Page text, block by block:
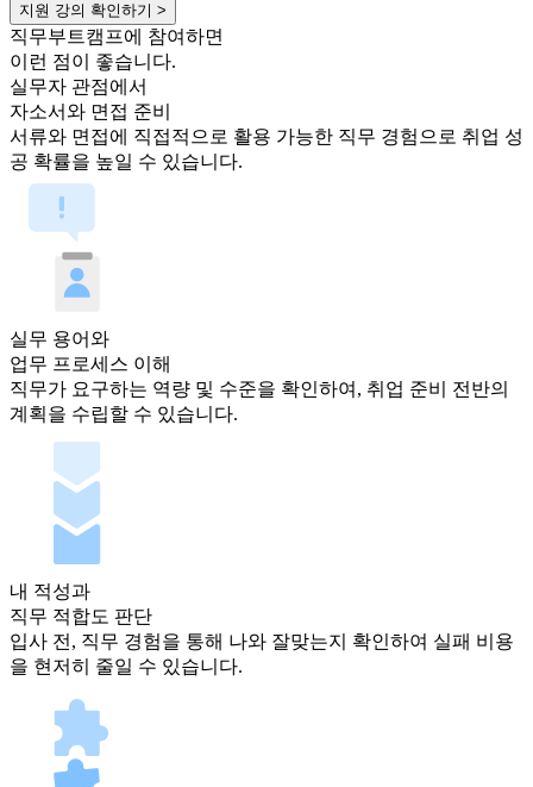
지원 강의 확인하기 >
직무부트캠프에 참여하면
이런 점이 좋습니다.
실무자 관점에서
자소서와 면접 준비
서류와 면접에 직접적으로 활용 가능한 직무 경험으로 취업 성
공 확률을 높일 수 있습니다.
실무 용어와
업무 프로세스 이해
직무가 요구하는 역량 및 수준을 확인하여, 취업 준비 전반의
계획을 수립할 수 있습니다.
내 적성과
직무 적합도 판단
입사 전, 직무 경험을 통해 나와 잘맞는지 확인하여 실패 비용
을 현저히 줄일 수 있습니다.